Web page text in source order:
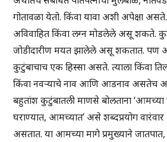
गोतावळा येतो. किंवा यावा अशी अपेक्षा
अविवाहित किंवा लग्न मोडलेले असू शकते.
जोडीदारीण मयत झालेले असू शकतात. पण
कुटुंबाचाच एक हिस्सा असते. त्याला किंवा
किंवा नवऱ्याचे नाव आणि आडनाव असतेच
बहुतांश कुटुंबातली माणसे बोलताना
घराण्यात, आमच्यात’ असे शब्दप्रयोग
असतात. या आमच्या मागे प्रमुख्याने